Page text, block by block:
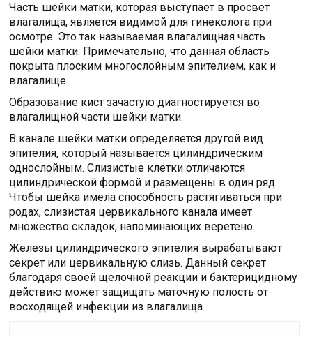
Часть шейки матки, которая выступает в просвет
влагалища, является видимой для гинеколога при
осмотре. Это так называемая влагалищная часть
шейки матки. Примечательно, что данная область
покрыта плоским многослойным эпителием, как и
влагалище.
Образование кист зачастую диагностируется во
влагалищной части шейки матки.
В канале шейки матки определяется другой вид
эпителия, который называется цилиндрическим
однослойным. Слизистые клетки отличаются
цилиндрической формой и размещены в один ряд.
Чтобы шейка имела способность растягиваться при
родах, слизистая цервикального канала имеет
множество складок, напоминающих веретено.
Железы цилиндрического эпителия вырабатывают
секрет или цервикальную слизь. Данный секрет
благодаря своей щелочной реакции и бактерицидному
действию может защищать маточную полость от
восходящей инфекции из влагалища.